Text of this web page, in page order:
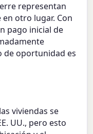
representan
otro lugar. Con
pago inicial de
de oportunidad es
viviendas se
UU., pero esto